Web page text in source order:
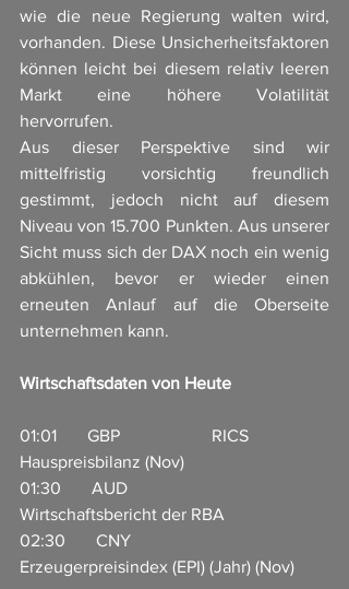
wie die neue Regierung walten wird,
vorhanden. Diese Unsicherheitsfaktoren
können leicht bei diesem relativ leeren
Markt eine höhere Volatilität
hervorrufen.
Aus dieser Perspektive sind wir
mittelfristig vorsichtig freundlich
gestimmt, jedoch nicht auf diesem
Niveau von 15.700 Punkten. Aus unserer
Sicht muss sich der DAX noch ein wenig
abkühlen, bevor er wieder einen
erneuten Anlauf auf die Oberseite
unternehmen kann.
Wirtschaftsdaten von Heute
01:01       GBP                     RICS
Hauspreisbilanz (Nov)
01:30       AUD
Wirtschaftsbericht der RBA
02:30       CNY
Erzeugerpreisindex (EPI) (Jahr) (Nov)